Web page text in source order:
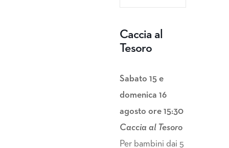
Caccia al
Tesoro
Sabato 15 e
domenica 16
agosto ore 15:30
Caccia al Tesoro
Per bambini dai 5